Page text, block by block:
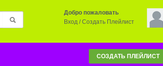
Добро пожаловать
Вход/Создать Плейлист
СОЗДАТЬ ПЛЕЙЛИСТ